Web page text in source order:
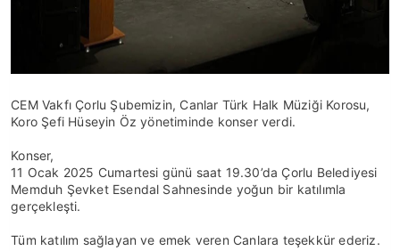
CEM Vakfı Çorlu Şubemizin, Canlar Türk Halk Müziği Korosu,
Koro Şefi Hüseyin Öz yönetiminde konser verdi.
Konser,
11 Ocak 2025 Cumartesi günü saat 19.30’da Çorlu Belediyesi
Memduh Şevket Esendal Sahnesinde yoğun bir katılımla
gerçekleşti.
Tüm katılım sağlayan ve emek veren Canlara teşekkür ederiz.